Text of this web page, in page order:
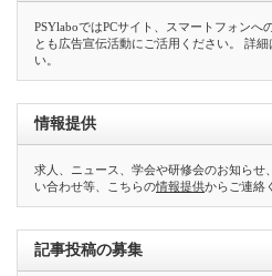
PSYlaboではPCサイト、スマートフォンへ
とも広告宣伝活動にご活用ください。 詳細
い。
情報提供
求人、ニュース、学会や研修会のお知らせ
い合わせ等、こちらの情報提供からご連絡
記事投稿の募集